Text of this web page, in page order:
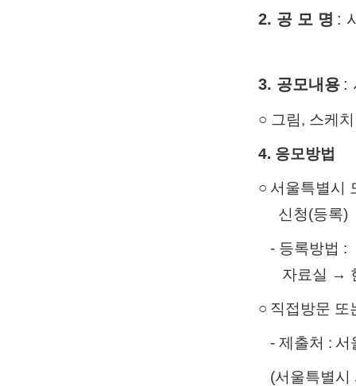
2. 공 모 명 :
3. 공모내용 :
○ 그림, 스케
4. 응모방법
○ 서울특별시
신청(등록)
- 등록방법 :
자료실 → 현
○ 직접방문 또
- 제 출처 : 서
(서울특별시